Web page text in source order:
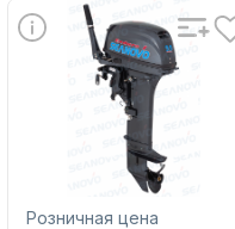
Дистанционное
Розничная цена